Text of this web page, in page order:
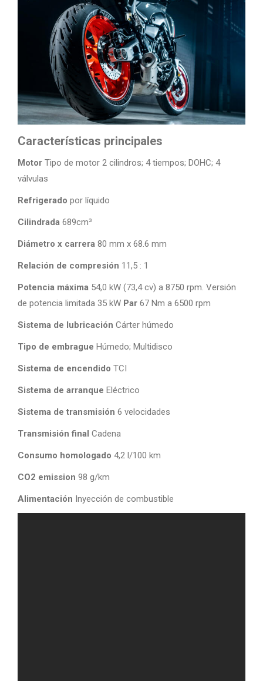
Características principales
Motor Tipo de motor 2 cilindros; 4 tiempos; DOHC; 4
válvulas
Refrigerado por líquido
Cilindrada 689cm³
Diámetro x carrera 80 mm x 68.6 mm
Relación de compresión 11,5 : 1
Potencia máxima 54,0 kW (73,4 cv) a 8750 rpm. Versión
de potencia limitada 35 kW Par 67 Nm a 6500 rpm
Sistema de lubricación Cárter húmedo
Tipo de embrague Húmedo; Multidisco
Sistema de encendido TCI
Sistema de arranque Eléctrico
Sistema de transmisión 6 velocidades
Transmisión final Cadena
Consumo homologado 4,2 l/100 km
CO2 emission 98 g/km
Alimentación Inyección de combustible